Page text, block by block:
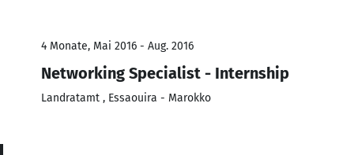
4 Monate, Mai 2016 - Aug. 2016
Networking Specialist - Internship
Landratamt , Essaouira - Marokko